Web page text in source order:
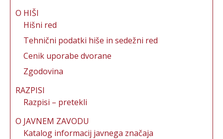
O HIŠI
Hišni red
Tehnični podatki hiše in sedežni red
Cenik uporabe dvorane
Zgodovina
RAZPISI
Razpisi – pretekli
O JAVNEM ZAVODU
Katalog informacij javnega značaja